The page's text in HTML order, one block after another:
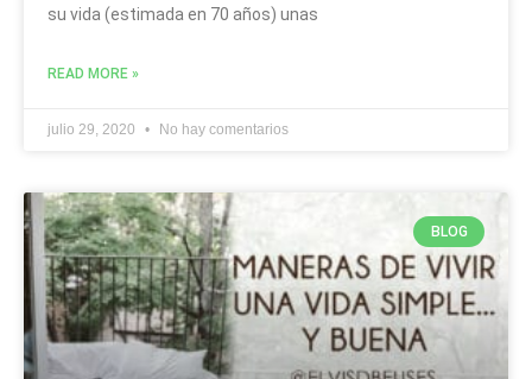
su vida (estimada en 70 años) unas
READ MORE »
julio 29, 2020 No hay comentarios
BLOG